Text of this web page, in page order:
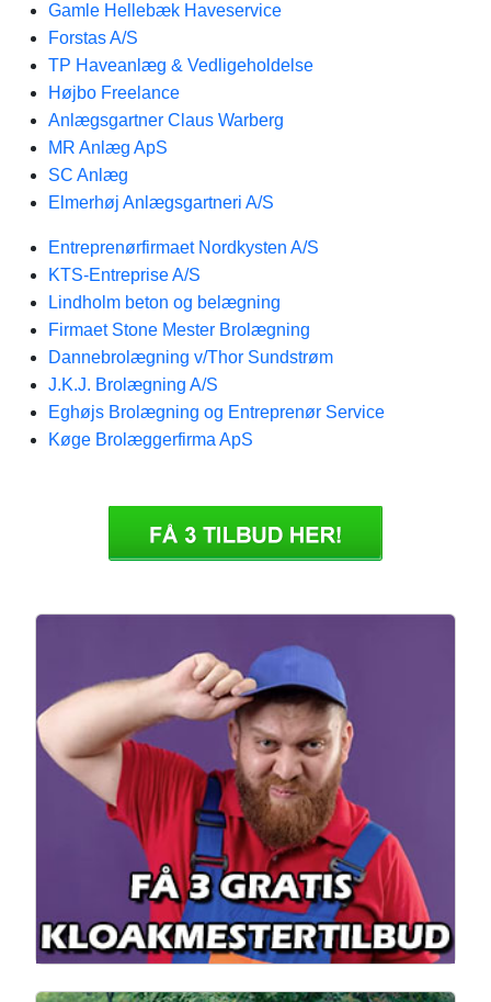
Gamle Hellebæk Haveservice
Forstas A/S
TP Haveanlæg & Vedligeholdelse
Højbo Freelance
Anlægsgartner Claus Warberg
MR Anlæg ApS
SC Anlæg
Elmerhøj Anlægsgartneri A/S
Entreprenørfirmaet Nordkysten A/S
KTS-Entreprise A/S
Lindholm beton og belægning
Firmaet Stone Mester Brolægning
Dannebrolægning v/Thor Sundstrøm
J.K.J. Brolægning A/S
Eghøjs Brolægning og Entreprenør Service
Køge Brolæggerfirma ApS